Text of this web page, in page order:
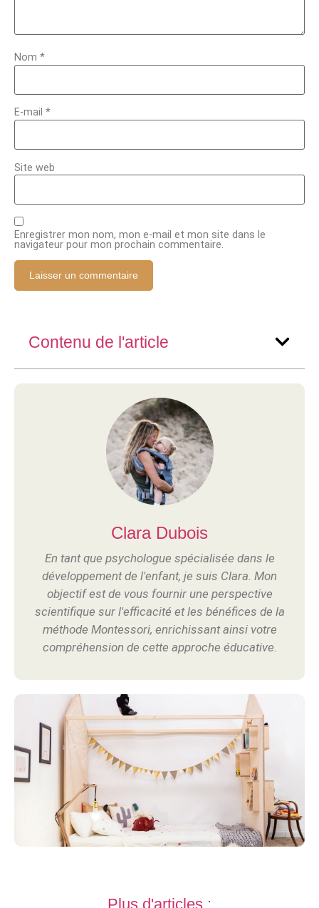
Nom *
E-mail *
Site web
Enregistrer mon nom, mon e-mail et mon site dans le
navigateur pour mon prochain commentaire.
Contenu de l'article
Clara Dubois
En tant que psychologue spécialisée dans le
développement de l'enfant, je suis Clara. Mon
objectif est de vous fournir une perspective
scientifique sur l'efficacité et les bénéfices de la
méthode Montessori, enrichissant ainsi votre
compréhension de cette approche éducative.
Plus d'articles :